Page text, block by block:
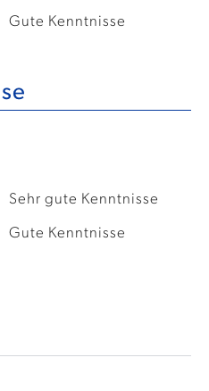
Sehr gute Kenntnisse
Gute Kenntnisse
Gute Kenntnisse